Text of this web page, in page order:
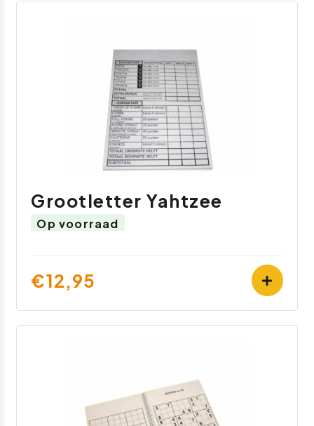
Grootletter Yahtzee
Op voorraad
€12,95